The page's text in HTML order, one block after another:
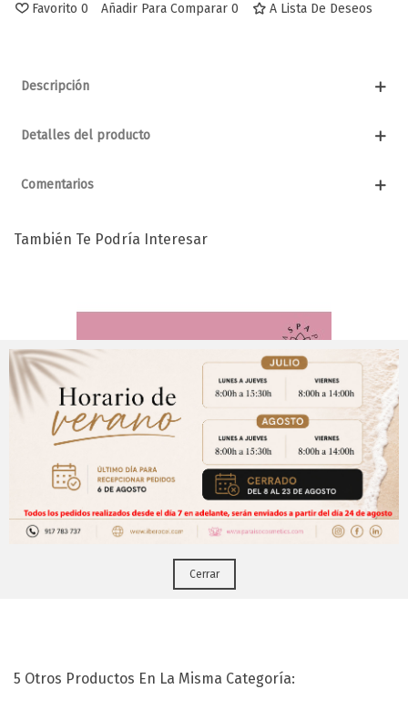
Favorito 0 Añadir Para Comparar 0 A Lista De Deseos
Descripción
Detalles del producto
Comentarios
También Te Podría Interesar
Fango De Cereza PICOTA ROJA ( 5 Kg)
5 Otros Productos En La Misma Categoría:
Aviso Importante
¡Regístrate para acceder a los precios y realizar
tus pedidos online.!
Puedes hacerlo desdeAqui!
CERRAR
Cerrar